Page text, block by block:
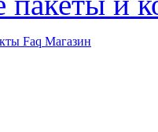
Faq Магазин